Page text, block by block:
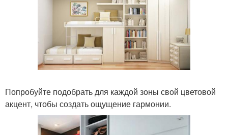
Попробуйте подобрать для каждой зоны свой цветовой
акцент, чтобы создать ощущение гармонии.